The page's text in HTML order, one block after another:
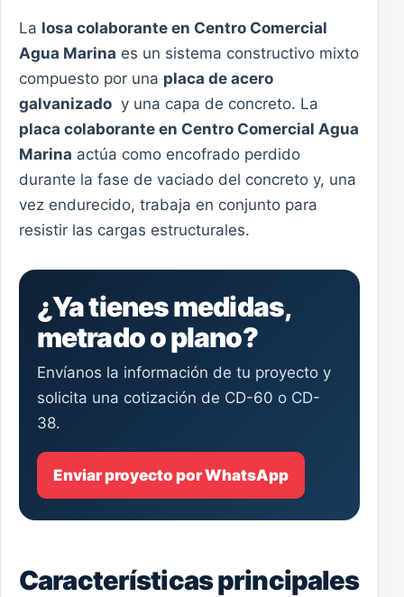
La losa colaborante en Centro Comercial
Agua Marina es un sistema constructivo mixto
compuesto por una placa de acero
galvanizado y una capa de concreto. La
placa colaborante en Centro Comercial Agua
Marina actúa como encofrado perdido
durante la fase de vaciado del concreto y, una
vez endurecido, trabaja en conjunto para
resistir las cargas estructurales.
¿Ya tienes medidas,
metrado o plano?
Envíanos la información de tu proyecto y
solicita una cotización de CD-60 o CD-
38.
Enviar proyecto por WhatsApp
Características principales